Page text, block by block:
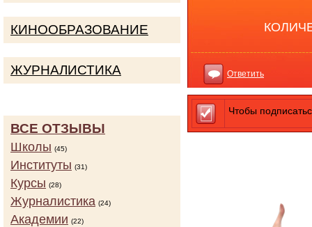
Ответить
Чтобы
КИНООБРАЗОВАНИЕ
ЖУРНАЛИСТИКА
ВСЕ ОТЗЫВЫ
Школы (45)
Институты (31)
Курсы (28)
Журналистика (24)
Академии (22)